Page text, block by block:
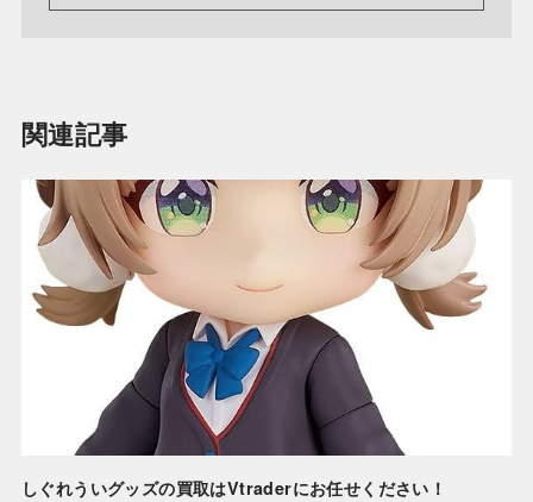
関連記事
しぐれういグッズの買取はVtraderにお任せください！